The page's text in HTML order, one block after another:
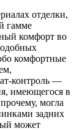
отделки,
гамме
комфорт во
комфортные
контроль —
имеющегося в
могла
задних
может